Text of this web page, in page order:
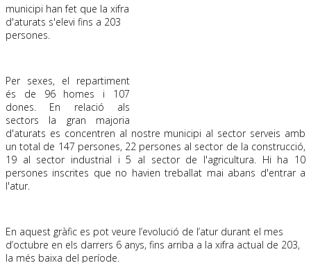
municipi han fet que la xifra
d'aturats s'elevi fins a 203
persones.
Per sexes, el repartiment
és de 96 homes i 107
dones. En relació als
sectors la gran majoria
d'aturats es concentren al nostre municipi al sector serveis amb
un total de 147 persones, 22 persones al sector de la construcció,
19 al sector industrial i 5 al sector de l'agricultura. Hi ha 10
persones inscrites que no havien treballat mai abans d'entrar a
l'atur.
En aquest gràfic es pot veure l’evolució de l’atur durant el mes
d’octubre en els darrers 6 anys, fins arriba a la xifra actual de 203,
la més baixa del període.